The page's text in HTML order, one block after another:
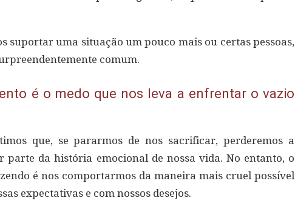
suportar uma situação um pouco mais ou certas pessoas,
comum.
é o medo que nos leva a enfrentar o vazio
que, se pararmos de nos sacrificar, perderemos a
parte da história emocional de nossa vida. No entanto, o
é nos comportarmos da maneira mais cruel possível
expectativas e com nossos desejos.